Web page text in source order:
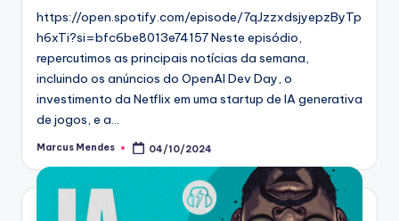
https://open.spotify.com/episode/7qJzzxdsjyepzByTp
h6xTi?si=bfc6be8013e74157 Neste episódio,
repercutimos as principais notícias da semana,
incluindo os anúncios do OpenAI Dev Day, o
investimento da Netflix em uma startup de IA generativa
de jogos, e a…
Posted
Marcus Mendes 04/10/2024